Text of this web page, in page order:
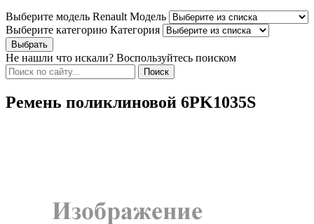
Выберите модель Renault Модель
Выберите категорию Категория
Не нашли что искали? Воспользуйтесь поиском
Ремень поликлиновой 6PK1035S